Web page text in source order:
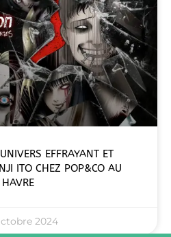
EFFRAYANT ET
ITO CHEZ POP&CO AU
HAVRE
2024